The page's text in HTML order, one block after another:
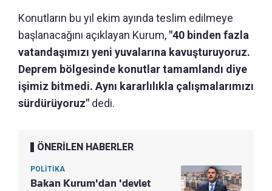
Konutların bu yıl ekim ayında teslim edilmeye
başlanacağını açıklayan Kurum, "40 binden fazla
vatandaşımızı yeni yuvalarına kavuşturuyoruz.
Deprem bölgesinde konutlar tamamlandı diye
işimiz bitmedi. Aynı kararlılıkla çalışmalarımızı
sürdürüyoruz" dedi.
ÖNERİLEN HABERLER
POLİTİKA
Bakan Kurum'dan 'devlet